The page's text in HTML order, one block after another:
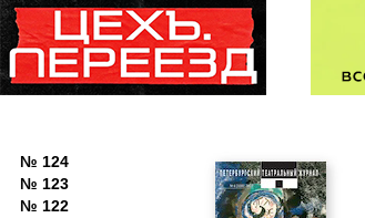
№ 124
№ 123
№ 122